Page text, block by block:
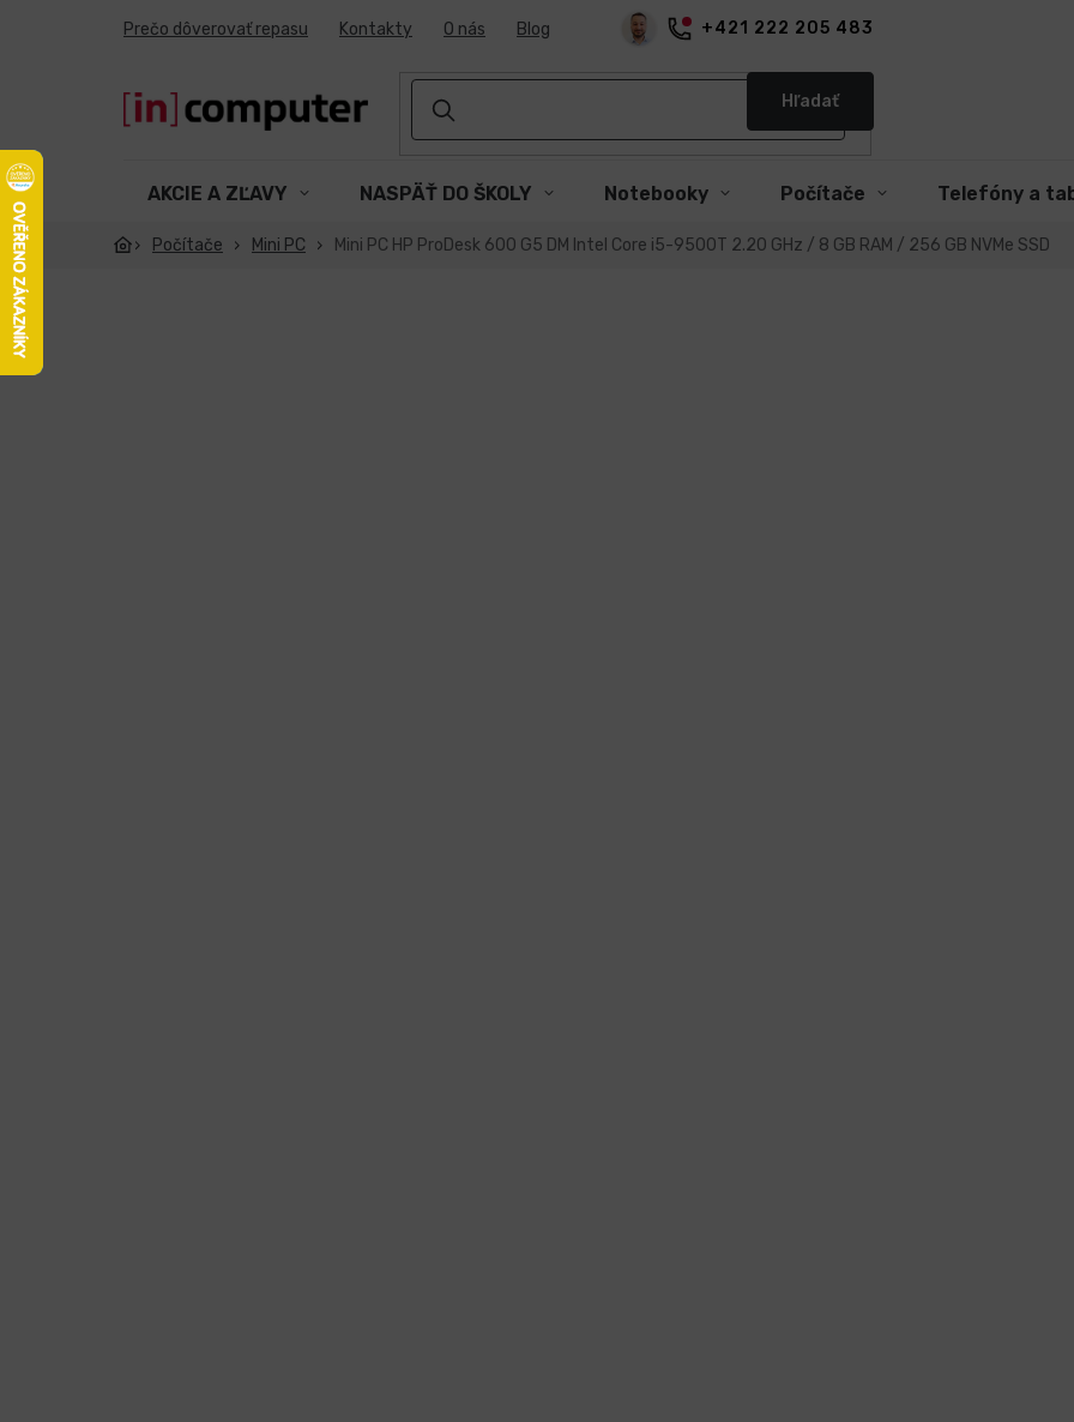
+421 222 205 483
Prečo dôverovať repasu Kontakty O nás Blog
Hľadať
AKCIE A ZĽAVY NASPÄŤ DO ŠKOLY Notebooky Počítače Telefóny a
Počítače Mini PC Mini PC HP ProDesk 600 G5 DM Intel Core i5-9500T 2.20 GHz / 8 GB RAM / 256 GB NVMe SSD